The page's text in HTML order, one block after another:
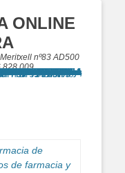
ONLINE
nº83 AD500
828 009
de
de farmacia y